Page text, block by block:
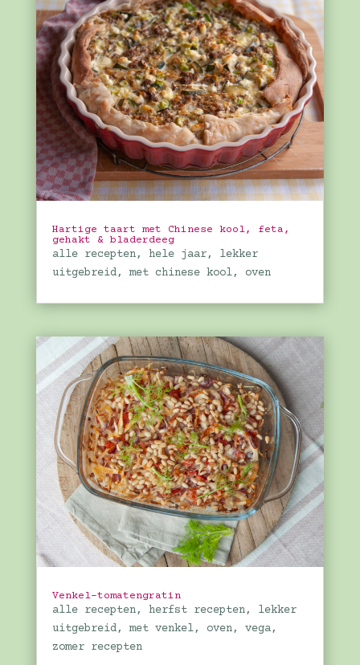
Hartige taart met Chinese kool, feta,
gehakt & bladerdeeg
alle recepten, hele jaar, lekker
uitgebreid, met chinese kool, oven
Venkel-tomatengratin
alle recepten, herfst recepten, lekker
uitgebreid, met venkel, oven, vega,
zomer recepten